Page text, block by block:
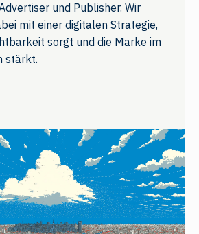
und Publisher. Wir
mit einer digitalen Strategie,
sorgt und die Marke im
stärkt.